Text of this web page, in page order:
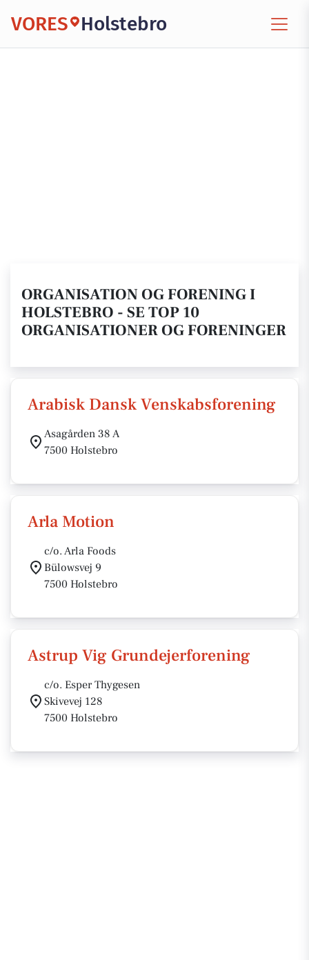
VORES Holstebro
ORGANISATION OG FORENING I
HOLSTEBRO - SE TOP 10
ORGANISATIONER OG FORENINGER
Arabisk Dansk Venskabsforening
Asagården 38 A
7500 Holstebro
Arla Motion
c/o. Arla Foods
Bülowsvej 9
7500 Holstebro
Astrup Vig Grundejerforening
c/o. Esper Thygesen
Skivevej 128
7500 Holstebro